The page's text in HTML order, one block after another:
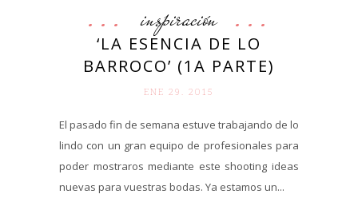
inspiración
‘LA ESENCIA DE LO
BARROCO’ (1A PARTE)
ENE 29. 2015
El pasado fin de semana estuve trabajando de lo
lindo con un gran equipo de profesionales para
poder mostraros mediante este shooting ideas
nuevas para vuestras bodas. Ya estamos un...